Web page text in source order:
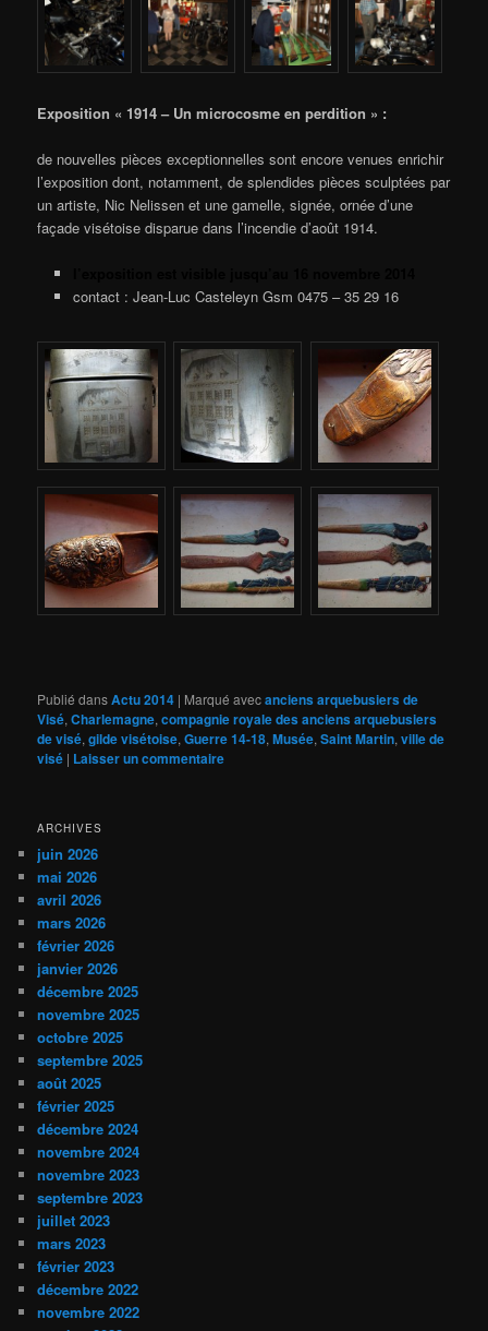
Exposition « 1914 – Un microcosme en perdition » :
de nouvelles pièces exceptionnelles sont encore venues enrichir
l’exposition dont, notamment, de splendides pièces sculptées par
un artiste, Nic Nelissen et une gamelle, signée, ornée d’une
façade visétoise disparue dans l’incendie d’août 1914.
contact : Jean-Luc Casteleyn Gsm 0475 – 35 29 16
Publié dansActu 2014 | Marqué avecanciens arquebusiers de
Visé,Charlemagne,compagnie royale des anciens arquebusiers
de visé,gilde visétoise,Guerre 14-18,Musée,Saint Martin,ville de
visé | Laisser un commentaire
ARCHIVES
juin 2026
mai 2026
avril 2026
mars 2026
février 2026
janvier 2026
décembre 2025
novembre 2025
octobre 2025
septembre 2025
août 2025
février 2025
décembre 2024
novembre 2024
novembre 2023
septembre 2023
juillet 2023
mars 2023
février 2023
décembre 2022
novembre 2022